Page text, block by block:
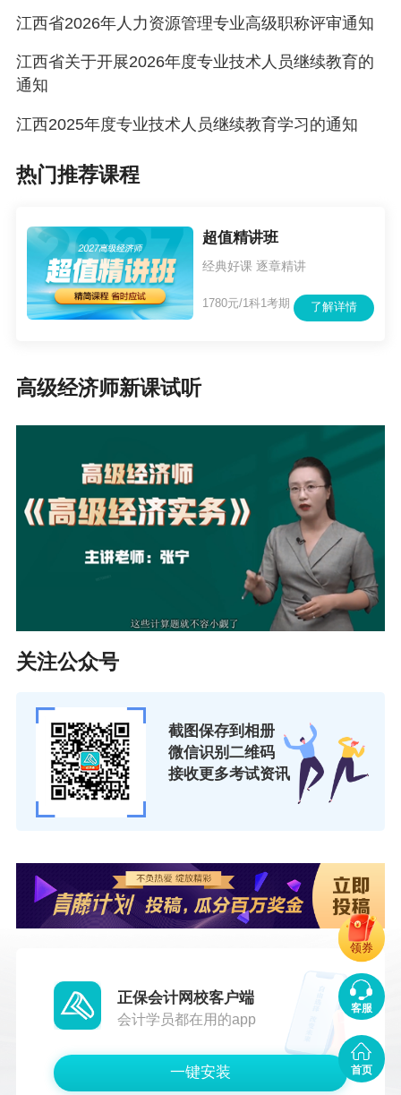
江西省2026年人力资源管理专业高级职称评审通知
江西省关于开展2026年度专业技术人员继续教育的
通知
江西2025年度专业技术人员继续教育学习的通知
热门推荐课程
超值精讲班
经典好课 逐章精讲
了解详情
1780元/1科1考期
高级经济师新课试听
关注公众号
截图保存到相册
微信识别二维码
接收更多考试资讯
正保会计网校客户端
会计学员都在用的app
一键安装
客服
首页
领券